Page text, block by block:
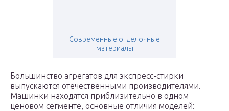
Современные отделочные
материалы
Большинство агрегатов для экспресс-стирки
выпускаются отечественными производителями.
Машинки находятся приблизительно в одном
ценовом сегменте, основные отличия моделей: